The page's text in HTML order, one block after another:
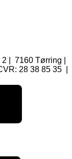
2 | 7160 Tørring |
28 38 85 35 |